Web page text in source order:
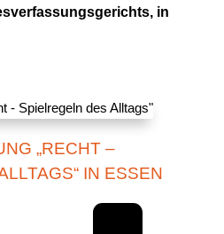
in
„RECHT –
IN ESSEN